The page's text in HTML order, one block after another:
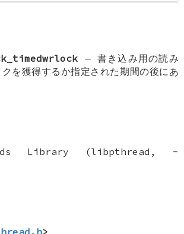
— 書き込み用の読み
を獲得するか指定された期間の後にあ
Library (libpthread, -
>